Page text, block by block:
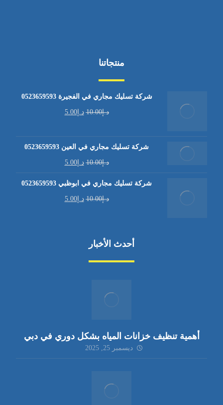
منتجاتنا
شركة تسليك مجاري في الفجيرة 0523659593
د.إ10.00 د.إ5.00
شركة تسليك مجاري في العين 0523659593
د.إ10.00 د.إ5.00
شركة تسليك مجاري في ابوظبي 0523659593
د.إ10.00 د.إ5.00
أحدث الأخبار
أهمية تنظيف خزانات المياه بشكل دوري في دبي
ديسمبر 25, 2025